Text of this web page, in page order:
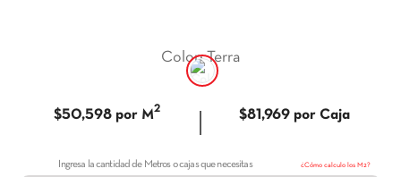
Color: Terra
$50,598 por M2 | $81,969 por Caja
Ingresa la cantidad de Metros o cajas que necesitas ¿Cómo calculo los M2?